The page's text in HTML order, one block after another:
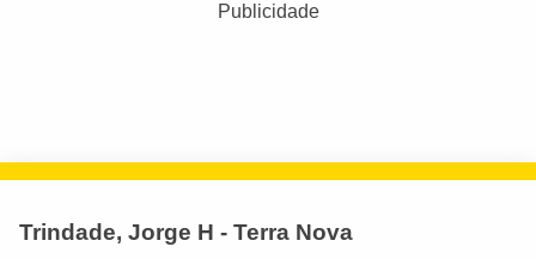
Publicidade
Trindade, Jorge H - Terra Nova